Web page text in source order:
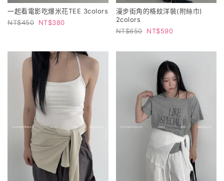
一起看電影吃爆米花TEE 3colors
450
380
漫步街角的格紋洋裝(附絲巾)
2colors
650
590